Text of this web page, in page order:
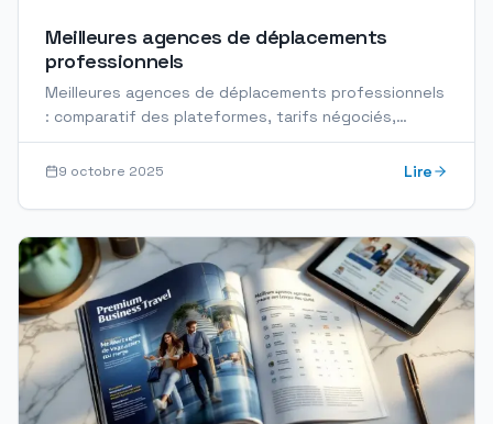
Meilleures agences de déplacements
professionnels
Meilleures agences de déplacements professionnels
: comparatif des plateformes, tarifs négociés,
reporting et service client 24/7 pour votre
entreprise.
9 octobre 2025 Lire